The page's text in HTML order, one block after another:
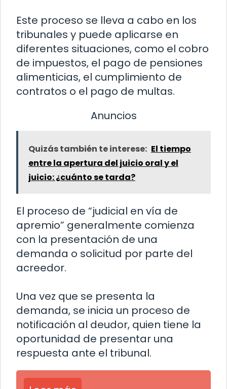
Este proceso se lleva a cabo en los
tribunales y puede aplicarse en
diferentes situaciones, como el cobro
de impuestos, el pago de pensiones
alimenticias, el cumplimiento de
contratos o el pago de multas.
Anuncios
Quizás también te interese: El tiempo
entre la apertura del juicio oral y el
juicio: ¿cuánto se tarda?
El proceso de “judicial en vía de
apremio” generalmente comienza
con la presentación de una
demanda o solicitud por parte del
acreedor.
Una vez que se presenta la
demanda, se inicia un proceso de
notificación al deudor, quien tiene la
oportunidad de presentar una
respuesta ante el tribunal.